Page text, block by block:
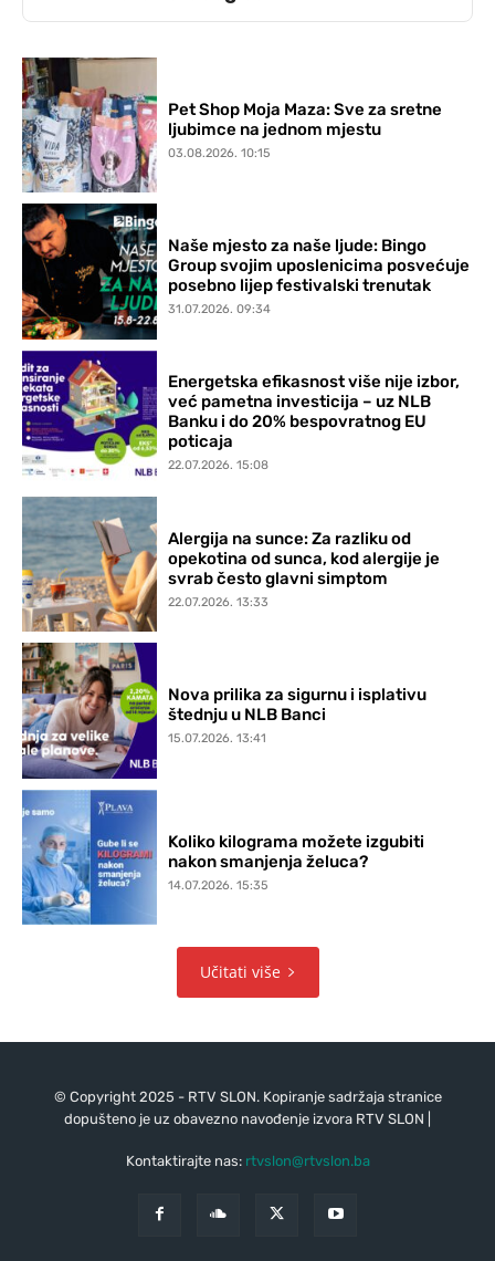
Pet Shop Moja Maza: Sve za sretne
ljubimce na jednom mjestu
03.08.2026. 10:15
Naše mjesto za naše ljude: Bingo
Group svojim uposlenicima posvećuje
posebno lijep festivalski trenutak
31.07.2026. 09:34
Energetska efikasnost više nije izbor,
već pametna investicija – uz NLB
Banku i do 20% bespovratnog EU
poticaja
22.07.2026. 15:08
Alergija na sunce: Za razliku od
opekotina od sunca, kod alergije je
svrab često glavni simptom
22.07.2026. 13:33
Nova prilika za sigurnu i isplativu
štednju u NLB Banci
15.07.2026. 13:41
Koliko kilograma možete izgubiti
nakon smanjenja želuca?
14.07.2026. 15:35
Učitati više
© Copyright 2025 - RTV SLON. Kopiranje sadržaja stranice
dopušteno je uz obavezno navođenje izvora RTV SLON |
Kontaktirajte nas: rtvslon@rtvslon.ba